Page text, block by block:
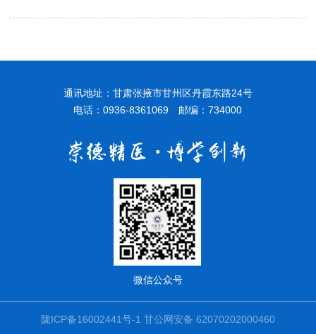
通讯地址：甘肃张掖市甘州区丹霞东路24号
电话：0936-8361069 邮编：734000
微信公众号
陇ICP备16002441号-1 甘公网安备 62070202000460